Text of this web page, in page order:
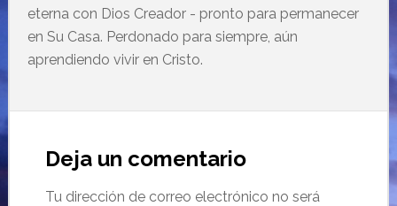
eterna con Dios Creador - pronto para permanecer
en Su Casa. Perdonado para siempre, aún
aprendiendo vivir en Cristo.
Deja un comentario
Tu dirección de correo electrónico no será